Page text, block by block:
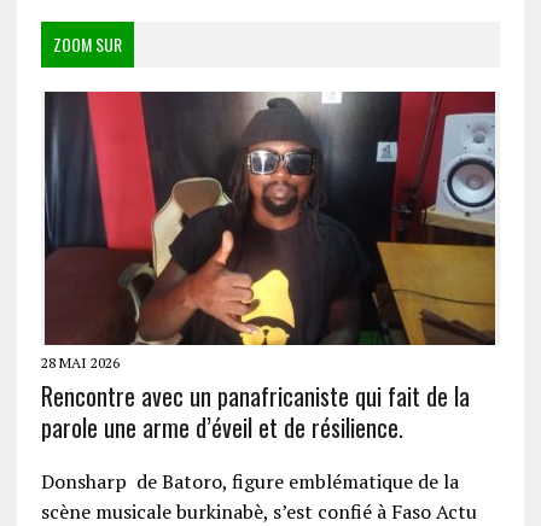
ZOOM SUR
28 MAI 2026
Rencontre avec un panafricaniste qui fait de la
parole une arme d’éveil et de résilience.
Donsharp de Batoro, figure emblématique de la
scène musicale burkinabè, s’est confié à Faso Actu